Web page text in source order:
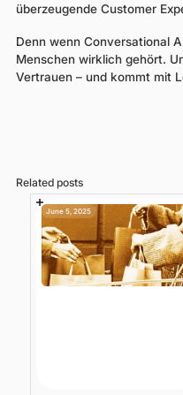
überzeugende Customer
Denn wenn Conversational
Menschen wirklich gehört.
Vertrauen – und kommt mit
Related posts
June 5, 2025
KI Tools E-